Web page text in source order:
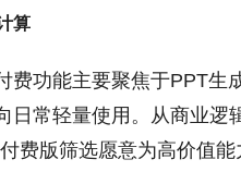
算
费功能主要聚焦于PPT生
常轻量使用。从商业逻
版筛选愿意为高价值能